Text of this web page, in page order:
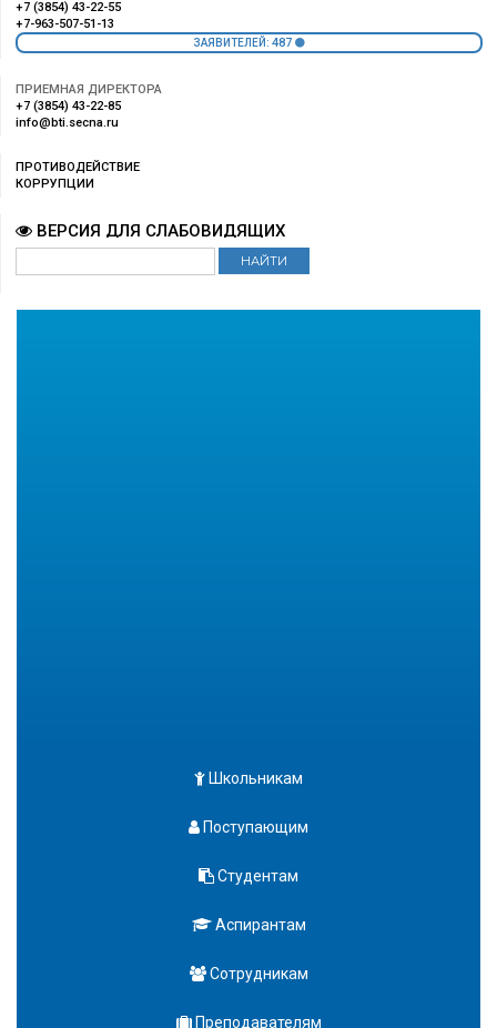
+7 (3854) 43-22-55
+7-963-507-51-13
ЗАЯВИТЕЛЕЙ: 487
ПРИЕМНАЯ ДИРЕКТОРА
+7 (3854) 43-22-85
info@bti.secna.ru
ПРОТИВОДЕЙСТВИЕ
КОРРУПЦИИ
ВЕРСИЯ ДЛЯ СЛАБОВИДЯЩИХ
Школьникам
Поступающим
Студентам
Аспирантам
Сотрудникам
Преподавателям